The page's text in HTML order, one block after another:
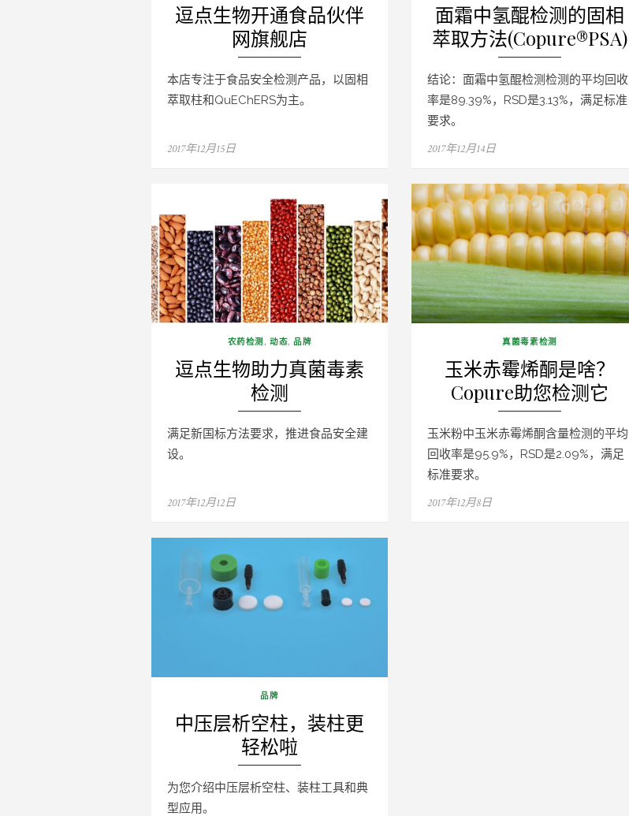
逗点生物开通食品伙伴
网旗舰店
本店专注于食品安全检测产品，以固相
萃取柱和QuEChERS为主。
Posted
2017年12月15日
面霜中氢醌检测的固相
萃取方法(Copure®PSA)
结论：面霜中氢醌检测检测的平均回收
率是89.39%，RSD是3.13%，满足标准
要求。
Posted
2017年12月14日
农药检测 , 动态,品牌
逗点生物助力真菌毒素
检测
满足新国标方法要求，推进食品安全建
设。
Posted
2017年12月12日
真菌毒素检测
玉米赤霉烯酮是啥？
Copure助您检测它
玉米粉中玉米赤霉烯酮含量检测的平均
回收率是95.9%，RSD是2.09%，满足
标准要求。
Posted
2017年12月8日
品牌
中压层析空柱，装柱更
轻松啦
为您介绍中压层析空柱、装柱工具和典
型应用。